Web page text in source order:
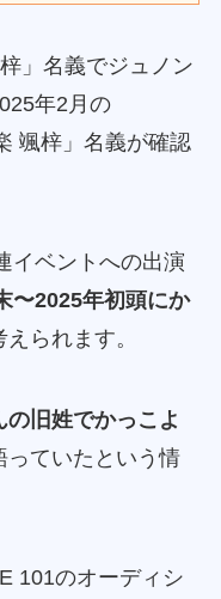
」名義でジュノン
年2月の
颯梓」名義が確認
イベントへの出演
〜2025年初頭にか
えられます。
の旧姓でかっこよ
っていたという情
101のオーディシ